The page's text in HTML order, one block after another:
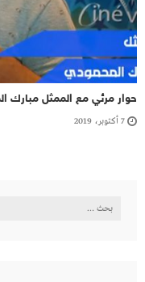
حوار مرئي مع الممثل مبارك
7 أكتوبر، 2019
البحث